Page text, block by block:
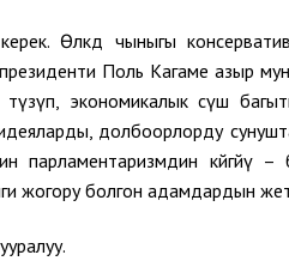
Өлкөдө чыныгы
Поль Кагаме азыр
экономикалык өсүш
долбоорлорду
көйгөйү –
жогору болгон адамдардын